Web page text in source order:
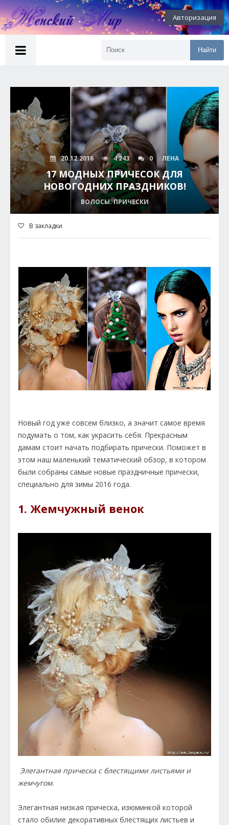
Авторизация
Найти
20.12.2016 4 243 0 ЛЕНА
17 МОДНЫХ ПРИЧЕСОК ДЛЯ
НОВОГОДНИХ ПРАЗДНИКОВ!
ВОЛОСЫ. ПРИЧЕСКИ
В закладки
Новый год уже совсем близко, а значит самое время
подумать о том, как украсить себя. Прекрасным
дамам стоит начать подбирать прически. Поможет в
этом наш маленький тематический обзор, в котором
были собраны самые новые праздничные прически,
специально для зимы 2016 года.
1. Жемчужный венок
Элегантная прическа с блестящими листьями и
жемчугом.
Элегантная низкая прическа, изюминкой которой
стало обилие декоративных блестящих листьев и